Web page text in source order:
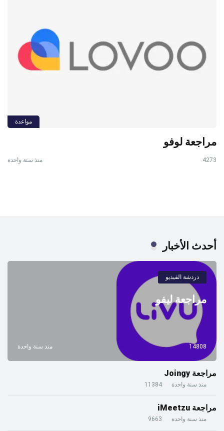
مواعدة
مراجعة لوفو
منذ سنة واحدة 4273
أحدث الأخبار
دردشة الفيديو
مراجعة ليفو
منذ سنة واحدة 14808
مراجعة Joingy
منذ سنة واحدة 11384
مراجعة iMeetzu
منذ سنة واحدة 9663